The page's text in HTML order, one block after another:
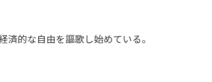
済的な自由を謳歌し始めている。